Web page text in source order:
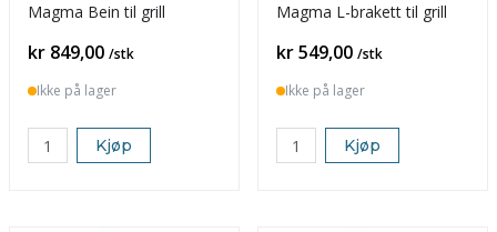
Magma Bein til grill
Pris
kr 849,00 /stk
Ikke på lager
Kjøp
Magma L-brakett til grill
Pris
kr 549,00 /stk
Ikke på lager
Kjøp